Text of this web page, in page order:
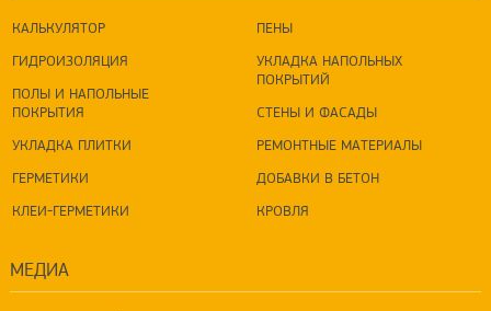
КАЛЬКУЛЯТОР
ГИДРОИЗОЛЯЦИЯ
ПОЛЫ И НАПОЛЬНЫЕ
ПОКРЫТИЯ
УКЛАДКА ПЛИТКИ
ГЕРМЕТИКИ
КЛЕИ-ГЕРМЕТИКИ
ПЕНЫ
УКЛАДКА НАПОЛЬНЫХ
ПОКРЫТИЙ
СТЕНЫ И ФАСАДЫ
РЕМОНТНЫЕ МАТЕРИАЛЫ
ДОБАВКИ В БЕТОН
КРОВЛЯ
МЕДИА